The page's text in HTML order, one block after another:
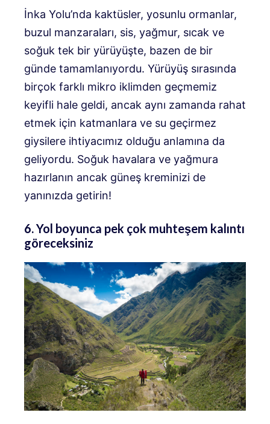
İnka Yolu’nda kaktüsler, yosunlu ormanlar,
buzul manzaraları, sis, yağmur, sıcak ve
soğuk tek bir yürüyüşte, bazen de bir
günde tamamlanıyordu. Yürüyüş sırasında
birçok farklı mikro iklimden geçmemiz
keyifli hale geldi, ancak aynı zamanda rahat
etmek için katmanlara ve su geçirmez
giysilere ihtiyacımız olduğu anlamına da
geliyordu. Soğuk havalara ve yağmura
hazırlanın ancak güneş kreminizi de
yanınızda getirin!
6. Yol boyunca pek çok muhteşem kalıntı
göreceksiniz